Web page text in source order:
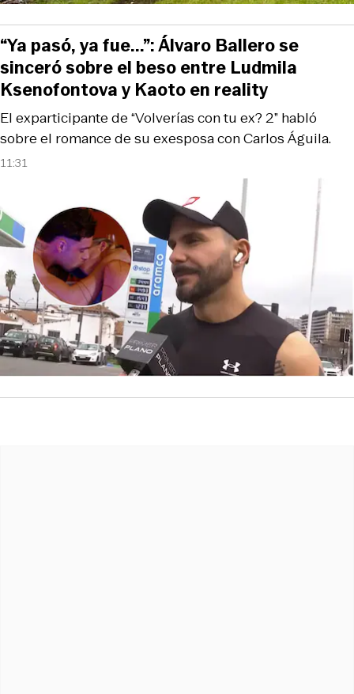
11:31
El exparticipante de “Volverías con tu ex? 2” habló
sobre el romance de su exesposa con Carlos Águila.
“Ya pasó, ya fue...”: Álvaro Ballero se
sinceró sobre el beso entre Ludmila
Ksenofontova y Kaoto en reality